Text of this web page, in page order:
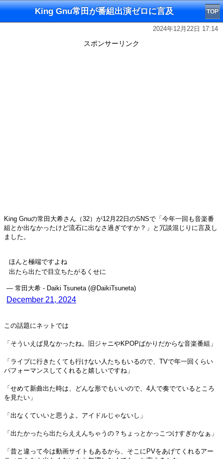
King Gnu常田が番組出演ゼロに言及 TOP
2024年12月22日 17:14
スポンサーリンク
King Gnuの常田大希さん（32）が12月22日のSNSで「今年一回も音楽番
組とか出なかったけど流石に出なさ過ぎですか？」と冗談混じりに言及し
ました。
ほんと極端ですよね
出たら出たで目立ちたがるくせに
— 常田大希 - Daiki Tsuneta (@DaikiTsuneta)
December 21, 2024
この話題にネットでは
「そういえば見なかったね。旧ジャニやKPOPばかりだからな音楽番組」
「ライブに行きたくても行けない人たちもいるので、TVで年一回くらい
パフォーマンスしてくれると嬉しいですね」
「せめて新曲出た時は、どんな形でもいいので、4人で奏でているところ
を見たい」
「出なくていいと思うよ。アイドルじゃないし」
「出たかったら出たらええんちゃうの？ちょっとかっこつけすぎかなぁ」
「昔と違って今は動画サイトもあるから、そこにPVをあげてくれるアー